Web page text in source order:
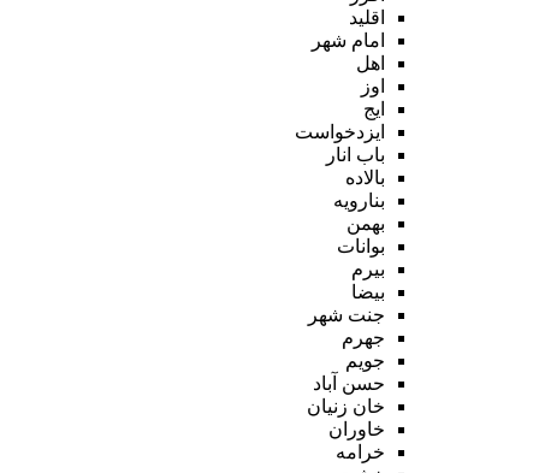
اقلید
امام شهر
اهل
اوز
ایج
ایزدخواست
باب انار
بالاده
بنارویه
بهمن
بوانات
بیرم
بیضا
جنت شهر
جهرم
جویم
حسن آباد
خان زنیان
خاوران
خرامه